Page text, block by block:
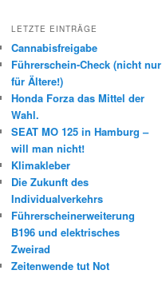
LETZTE EINTRÄGE
Cannabisfreigabe
Führerschein-Check (nicht nur
für Ältere!)
Honda Forza das Mittel der
Wahl.
SEAT MO 125 in Hamburg –
will man nicht!
Klimakleber
Die Zukunft des
Individualverkehrs
Führerscheinerweiterung
B196 und elektrisches
Zweirad
Zeitenwende tut Not